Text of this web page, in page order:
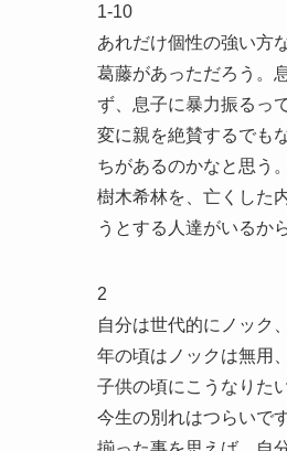
1-10
あれだけ個性の強い方
葛藤があっただろう。
ず、息子に暴力振るっ
変に親を絶賛するでも
ちがあるのかなと思う。
樹木希林を、亡くした
うとする人達がいるか
2
自分は世代的にノック
年の頃はノックは無用
子供の頃にこうなりた
今生の別れはつらいで